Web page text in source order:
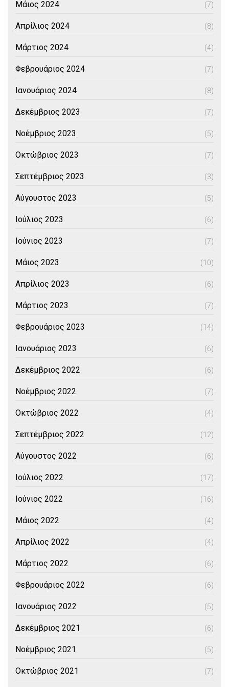
Μάιος 2024 (7)
Απρίλιος 2024 (8)
Μάρτιος 2024 (4)
Φεβρουάριος 2024 (7)
Ιανουάριος 2024 (8)
Δεκέμβριος 2023 (7)
Νοέμβριος 2023 (5)
Οκτώβριος 2023 (7)
Σεπτέμβριος 2023 (3)
Αύγουστος 2023 (5)
Ιούλιος 2023 (6)
Ιούνιος 2023 (7)
Μάιος 2023 (10)
Απρίλιος 2023 (6)
Μάρτιος 2023 (7)
Φεβρουάριος 2023 (14)
Ιανουάριος 2023 (6)
Δεκέμβριος 2022 (6)
Νοέμβριος 2022 (7)
Οκτώβριος 2022 (4)
Σεπτέμβριος 2022 (12)
Αύγουστος 2022 (6)
Ιούλιος 2022 (17)
Ιούνιος 2022 (16)
Μάιος 2022 (4)
Απρίλιος 2022 (4)
Μάρτιος 2022 (6)
Φεβρουάριος 2022 (6)
Ιανουάριος 2022 (5)
Δεκέμβριος 2021 (6)
Νοέμβριος 2021 (5)
Οκτώβριος 2021 (7)